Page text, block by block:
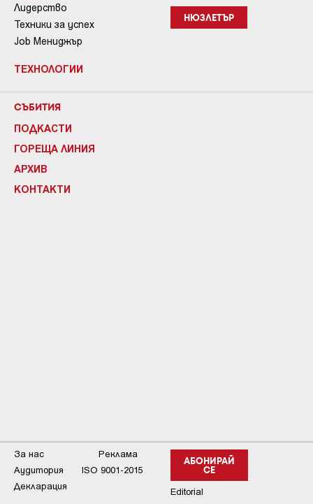
Лидерство
Техники за успех
Job Мениджър
ТЕХНОЛОГИИ
НЮЗЛЕТЪР
СЪБИТИЯ
ПОДКАСТИ
ГОРЕЩА ЛИНИЯ
АРХИВ
КОНТАКТИ
АБОНИРАЙ
СЕ
Editorial
За нас
Реклама
Аудитория
ISO 9001-2015
Декларация